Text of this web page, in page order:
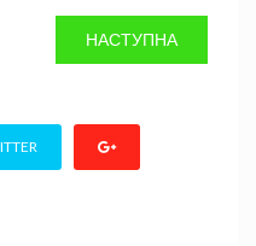
НАСТУПНА